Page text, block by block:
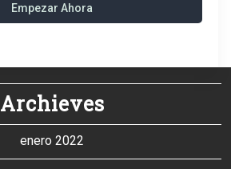
Empezar Ahora
Archieves
enero 2022